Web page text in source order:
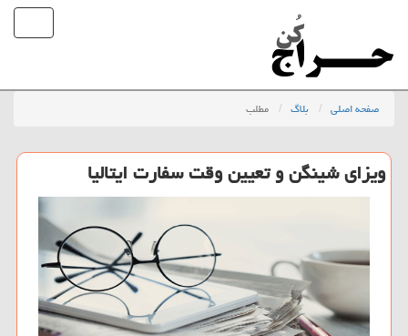
صفحه اصلی بلاگ مطلب
ویزای شینگن و تعیین وقت سفارت ایتالیا